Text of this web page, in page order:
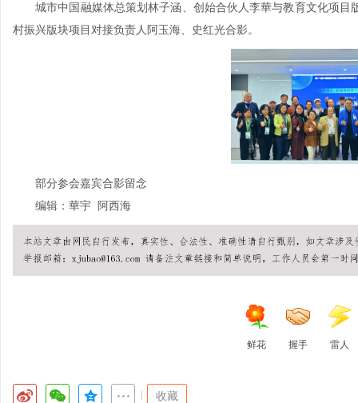
城市中国融媒体总策划林子涵、创始合伙人李華与教育文化项目
村振兴版块项目对接负责人阿玉海、史红光合影。
部分参会嘉宾合影留念
编辑：華宇 阿西海
鲜花 握手 雷人
收藏